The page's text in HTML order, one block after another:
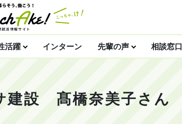
活躍 インターン 先輩の声 相談窓口
建設 髙橋奈美子さん